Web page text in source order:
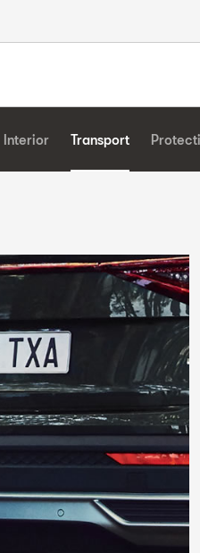
Interior Transport